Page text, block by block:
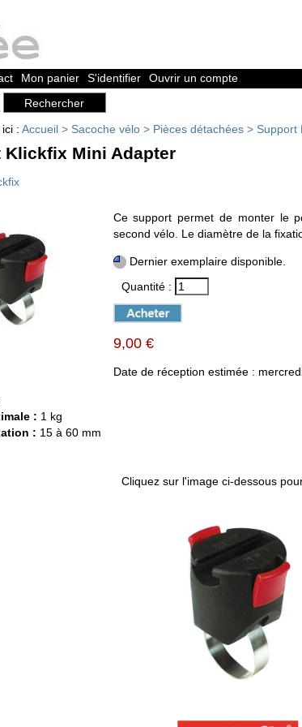
Mon panier S'identifier Ouvrir un compte
: Accueil > Sacoche vélo > Pièces détachées > Support
Klickfix Mini Adapter
Ce support permet de monter le
second vélo. Le diamètre de la
Dernier exemplaire disponible.
Quantité :
9,00 €
Date de réception estimée :
: 1 kg
: 15 à 60 mm
Cliquez sur l'image ci-dessous